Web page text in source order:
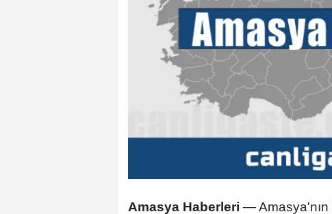
Amasya Haberleri — Amasya'nın